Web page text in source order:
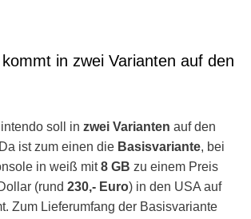
in zwei Varianten auf den
soll in zwei Varianten auf den
ist zum einen die Basisvariante, bei
in weiß mit8 GB zu einem Preis
(rund 230,- Euro) in den USA auf
Zum Lieferumfang der Basisvariante